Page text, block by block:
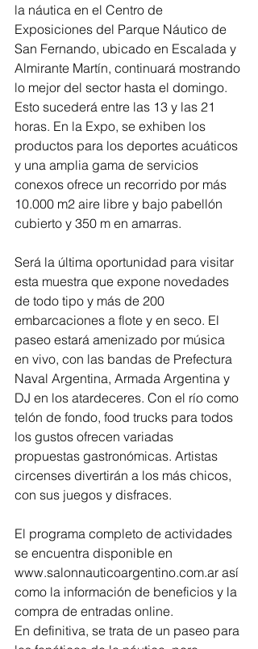
la náutica en el Centro de
Exposiciones del Parque Náutico de
San Fernando, ubicado en Escalada y
Almirante Martín, continuará mostrando
lo mejor del sector hasta el domingo.
Esto sucederá entre las 13 y las 21
horas. En la Expo, se exhiben los
productos para los deportes acuáticos
y una amplia gama de servicios
conexos ofrece un recorrido por más
10.000 m2 aire libre y bajo pabellón
cubierto y 350 m en amarras.
Será la última oportunidad para visitar
esta muestra que expone novedades
de todo tipo y más de 200
embarcaciones a flote y en seco. El
paseo estará amenizado por música
en vivo, con las bandas de Prefectura
Naval Argentina, Armada Argentina y
DJ en los atardeceres. Con el río como
telón de fondo, food trucks para todos
los gustos ofrecen variadas
propuestas gastronómicas. Artistas
circenses divertirán a los más chicos,
con sus juegos y disfraces.
El programa completo de actividades
se encuentra disponible en
www.salonnauticoargentino.com.ar así
como la información de beneficios y la
compra de entradas online.
En definitiva, se trata de un paseo para